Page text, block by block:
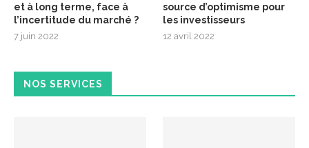
et à long terme, face à
l’incertitude du marché ?
7 juin 2022
source d’optimisme pour
les investisseurs
12 avril 2022
NOS SERVICES